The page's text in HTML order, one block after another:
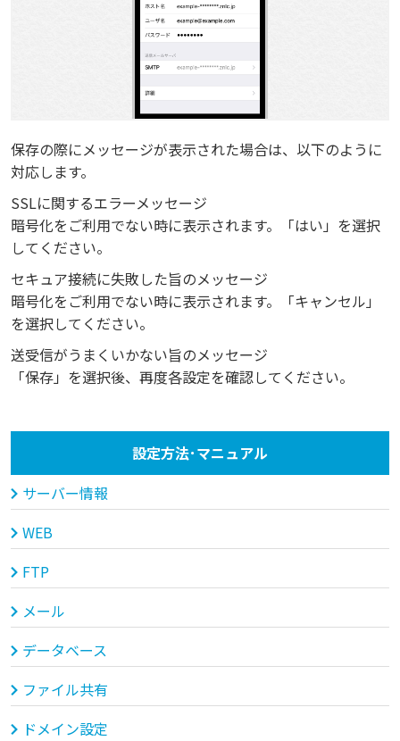
保存の際にメッセージが表示された場合は、以下のように
対応します。
SSLに関するエラーメッセージ
暗号化をご利用でない時に表示されます。「はい」を選択
してください。
セキュア接続に失敗した旨のメッセージ
暗号化をご利用でない時に表示されます。「キャンセル」
を選択してください。
送受信がうまくいかない旨のメッセージ
「保存」を選択後、再度各設定を確認してください。
設定方法･マニュアル
サーバー情報
WEB
FTP
メール
データベース
ファイル共有
ドメイン設定